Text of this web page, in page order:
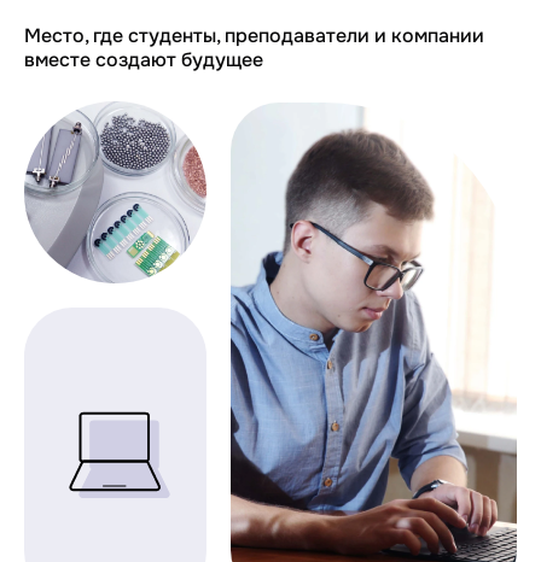
Место, где студенты, преподаватели и компании
вместе создают будущее